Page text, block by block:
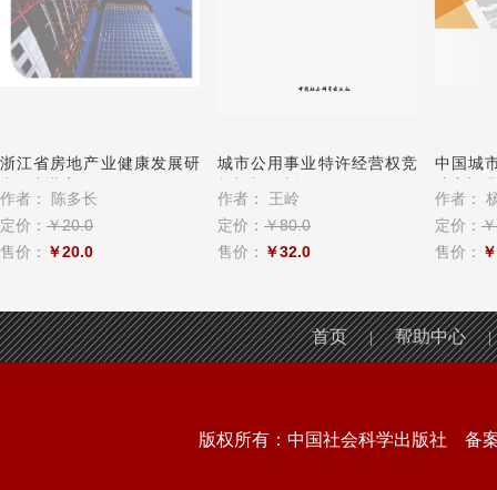
浙江省房地产业健康发展研
究：产业定位...
作者：
陈多长
定价： ￥20.0
售价： ￥20.0
城市公用事业特许经营权竞
标机制分类设...
作者：
王岭
定价： ￥80.0
售价： ￥32.0
中国城
演变机
作者：
定价：
售价：
首页 | 帮助中心 |
版权所有：中国社会科学出版社 备